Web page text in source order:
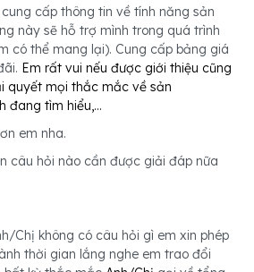
cấp thông tin về tính năng sản
này sẽ hỗ trợ mình trong quá trình
có thể mang lại). Cung cấp bảng giá
Em rất vui nếu được giới thiệu cũng
quyết mọi thắc mắc về sản
đang tìm hiểu,…
em nha.
câu hỏi nào cần được giải đáp nữa
Chị không có câu hỏi gì em xin phép
thời gian lắng nghe em trao đổi